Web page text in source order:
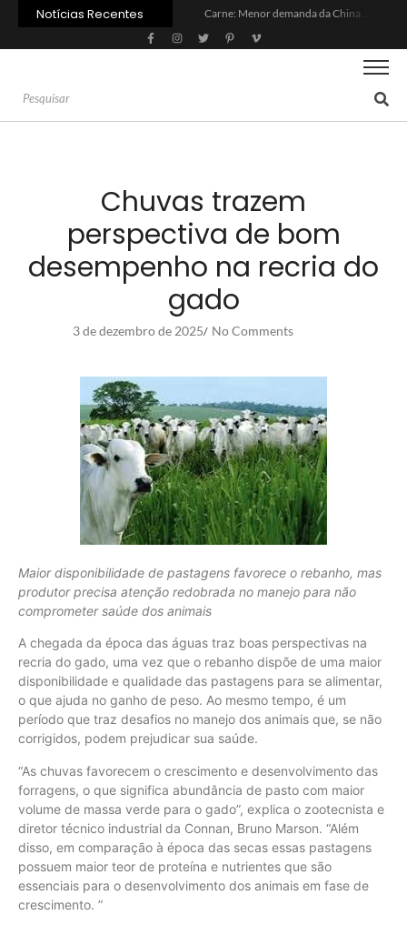
Notícias Recentes
Inadimplência no crédito rural deve seguir elevada até 2027
Lula sanciona MP do Frete e agro teme alta dos custos logísticos
Brasil tem 2º maior juro real do mundo
Chuvas trazem
perspectiva de bom
desempenho na recria do
gado
3 de dezembro de 2025/ No Comments
Maior disponibilidade de pastagens favorece o rebanho, mas
produtor precisa atenção redobrada no manejo para não
comprometer saúde dos animais
A chegada da época das águas traz boas perspectivas na
recria do gado, uma vez que o rebanho dispõe de uma maior
disponibilidade e qualidade das pastagens para se alimentar,
o que ajuda no ganho de peso. Ao mesmo tempo, é um
período que traz desafios no manejo dos animais que, se não
corrigidos, podem prejudicar sua saúde.
“As chuvas favorecem o crescimento e desenvolvimento das
forragens, o que significa abundância de pasto com maior
volume de massa verde para o gado”, explica o zootecnista e
diretor técnico industrial da Connan, Bruno Marson. “Além
disso, em comparação à época das secas essas pastagens
possuem maior teor de proteína e nutrientes que são
essenciais para o desenvolvimento dos animais em fase de
crescimento. ”